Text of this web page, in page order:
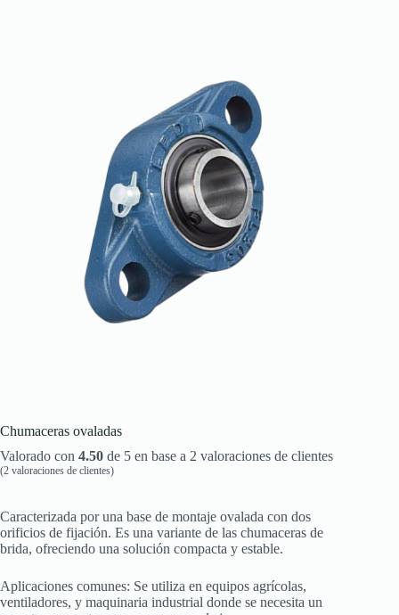
Chumaceras ovaladas
Valorado con 4.50 de 5 en base a 2 valoraciones de clientes
(2 valoraciones de clientes)
Caracterizada por una base de montaje ovalada con dos
orificios de fijación. Es una variante de las chumaceras de
brida, ofreciendo una solución compacta y estable.
Aplicaciones comunes: Se utiliza en equipos agrícolas,
ventiladores, y maquinaria industrial donde se necesita un